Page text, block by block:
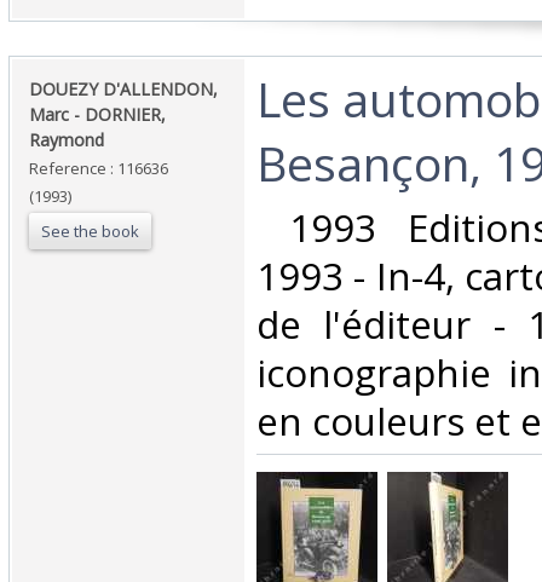
‎DOUEZY D'ALLENDON,
Marc - DORNIER,
Raymond‎
Reference : 116636
(1993)
See the book
‎Les
Besançon,
1993
1993 - In-4,
de l'éditeur -
iconographie
en couleurs et